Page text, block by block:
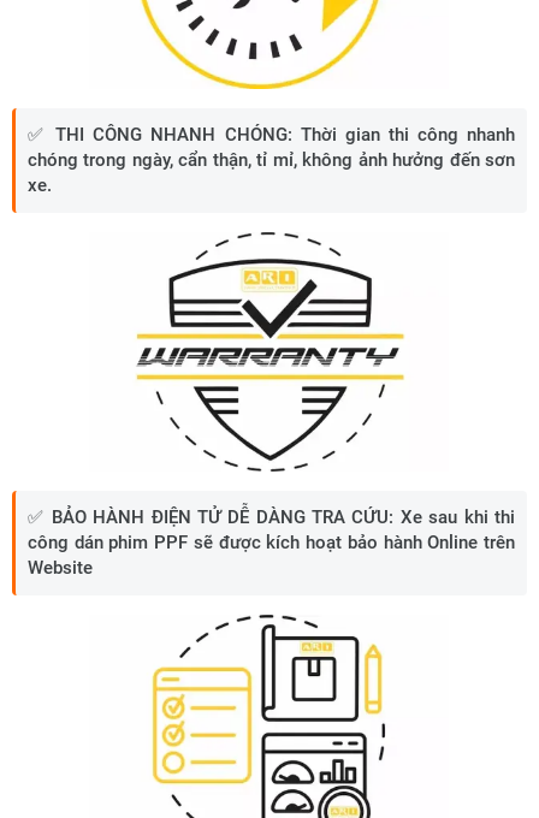
✅THI CÔNG NHANH CHÓNG: Thời gian thi công nhanh
chóng trong ngày, cẩn thận, tỉ mỉ, không ảnh hưởng đến sơn
xe.
✅ BẢO HÀNH ĐIỆN TỬ DỄ DÀNG TRA CỨU: Xe sau khi thi
công dán phim PPF sẽ được kích hoạt bảo hành Online trên
Website